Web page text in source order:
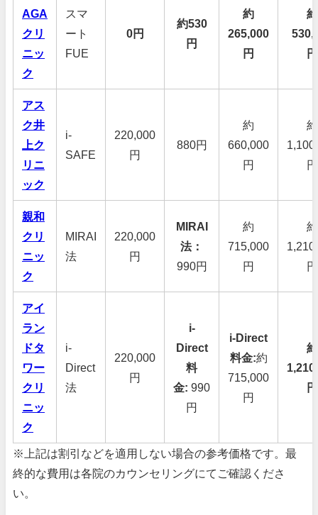
AGA
クリ
ニッ
ク
スマ
ート
FUE
0円
約530
円
約
265,000
円
約
円
アス
ク井
上ク
リニ
ック
i-
SAFE
220,000
円
880円
約
660,000
円
約
円
親和
クリ
ニッ
ク
MIRAI
法
220,000
円
MIRAI
法：
990円
約
715,000
円
約
円
アイ
ラン
ドタ
ワー
クリ
ニッ
ク
i-
Direct
法
220,000
円
i-
Direct
料
金: 990
円
i-Direct
料金:約
715,000
円
約
円
※上記は割引などを適用しない場合の参考価格です。最
終的な費用は各院のカウンセリングにてご確認くださ
い。